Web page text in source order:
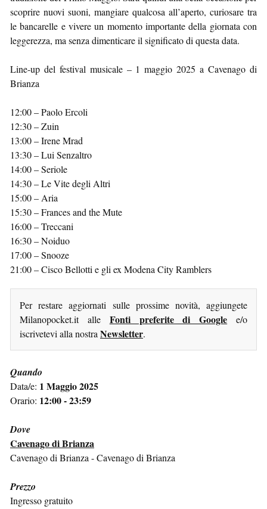
scoprire nuovi suoni, mangiare qualcosa all’aperto, curiosare tra
le bancarelle e vivere un momento importante della giornata con
leggerezza, ma senza dimenticare il significato di questa data.
Line-up del festival musicale – 1 maggio 2025 a Cavenago di
Brianza
12:00 – Paolo Ercoli
12:30 – Zuin
13:00 – Irene Mrad
13:30 – Lui Senzaltro
14:00 – Seriole
14:30 – Le Vite degli Altri
15:00 – Aria
15:30 – Frances and the Mute
16:00 – Treccani
16:30 – Noiduo
17:00 – Snooze
21:00 – Cisco Bellotti e gli ex Modena City Ramblers
Per restare aggiornati sulle prossime novità, aggiungete
Milanopocket.it alle Fonti preferite di Google e/o
iscrivetevi alla nostra Newsletter.
Quando
Data/e: 1 Maggio 2025
Orario: 12:00 - 23:59
Dove
Cavenago di Brianza
Cavenago di Brianza - Cavenago di Brianza
Prezzo
Ingresso gratuito